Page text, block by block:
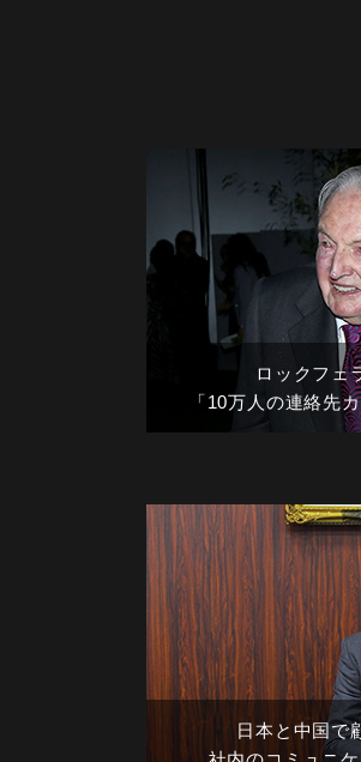
ロックフェ
「10万人の連絡先
日本と中国で